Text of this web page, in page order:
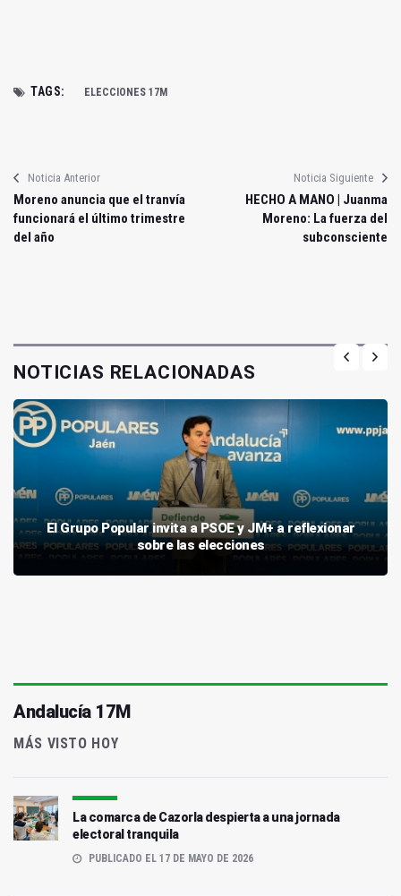
TAGS: ELECCIONES 17M
Noticia Anterior
Moreno anuncia que el tranvía
funcionará el último trimestre
del año
Noticia Siguiente
HECHO A MANO | Juanma
Moreno: La fuerza del
subconsciente
NOTICIAS RELACIONADAS
El Grupo Popular invita a PSOE y JM+ a reflexionar
sobre las elecciones
Andalucía 17M
MÁS VISTO HOY
La comarca de Cazorla despierta a una jornada
electoral tranquila
PUBLICADO EL 17 DE MAYO DE 2026